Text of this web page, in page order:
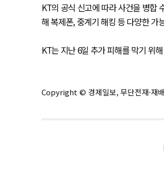
KT의 공식 신고에 따라 사건을 병합
해 복제폰, 중계기 해킹 등 다양한 가
KT는 지난 6일 추가 피해를 막기 위
Copyright © 경제일보, 무단전재·재